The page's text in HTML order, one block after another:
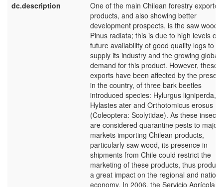
dc.description
One of the main Chilean forestry exported
products, and also showing better
development prospects, is the saw wood
Pinus radiata; this is due to high levels of
future availability of good quality logs to
supply its industry and the growing global
demand for this product. However, these
exports have been affected by the
in the country, of three bark beetles
introduced species: Hylurgus ligniperda,
Hylastes ater and Orthotomicus erosus
(Coleoptera: Scolytidae). As these insects
are considered quarantine pests to major
markets importing Chilean products,
particularly saw wood, its presence in
shipments from Chile could restrict the
marketing of these products, thus
a great impact on the regional and
economy. In 2006, the Servicio Agrícola y